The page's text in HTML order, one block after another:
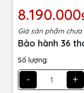
Giá sản phẩm
Bảo hành 36
Số lượng:
- +